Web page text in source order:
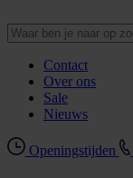
Contact
Over ons
Sale
Nieuws
Openingstijden